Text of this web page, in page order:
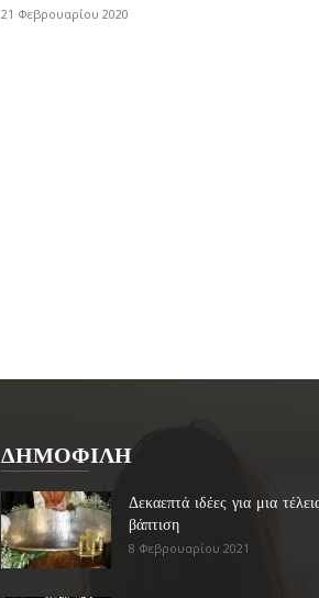
21 Φεβρουαρίου 2020
ΔΗΜΟΦΙΛΗ
Δεκαεπτά ιδέες για μια
βάπτιση
8 Φεβρουαρίου 2021